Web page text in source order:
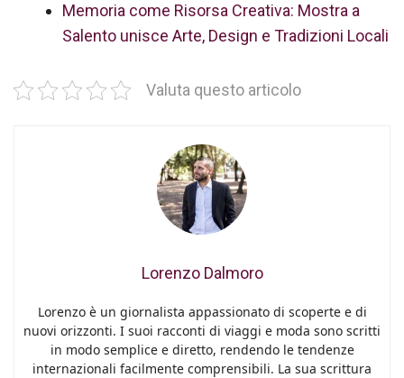
Memoria come Risorsa Creativa: Mostra a
Salento unisce Arte, Design e Tradizioni Locali
Valuta questo articolo
Lorenzo Dalmoro
Lorenzo è un giornalista appassionato di scoperte e di
nuovi orizzonti. I suoi racconti di viaggi e moda sono scritti
in modo semplice e diretto, rendendo le tendenze
internazionali facilmente comprensibili. La sua scrittura